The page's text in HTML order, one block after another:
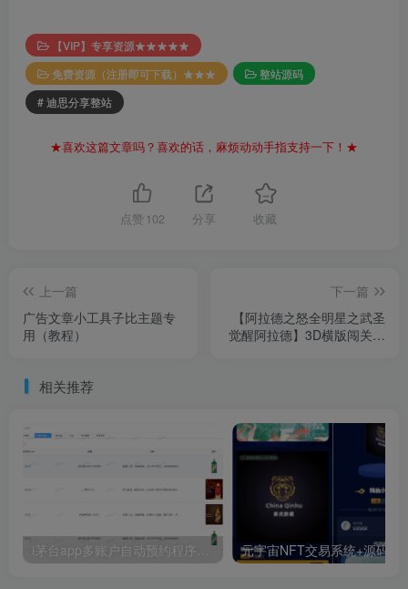
【VIP】专享资源★★★★★
免费资源（注册即可下载）★★★
整站源码
# 迪思分享整站
★喜欢这篇文章吗？喜欢的话，麻烦动动手指支持一下！★
点赞 102 分享 收藏
上一篇
广告文章小工具子比主题专
用（教程）
下一篇
【阿拉德之怒全明星之武圣
觉醒阿拉德】3D横版闯关手
安卓苹果IOS双端版本！
相关推荐